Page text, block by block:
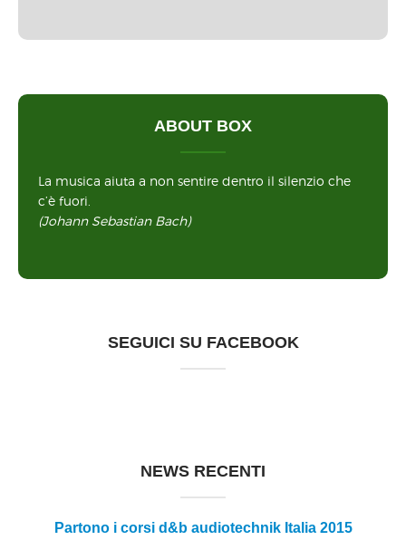
ABOUT BOX
La musica aiuta a non sentire dentro il silenzio che
c’è fuori.
(Johann Sebastian Bach)
SEGUICI SU FACEBOOK
NEWS RECENTI
Partono i corsi d&b audiotechnik Italia 2015